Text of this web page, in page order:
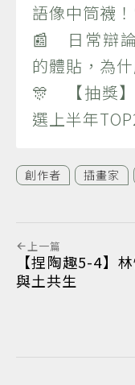
語像中筒襪
📰 日常辯
的體貼，為
🎊 【抽獎】
選上半年
創作者 插畫家
上一篇
【捏陶趣5-4】
與土共生